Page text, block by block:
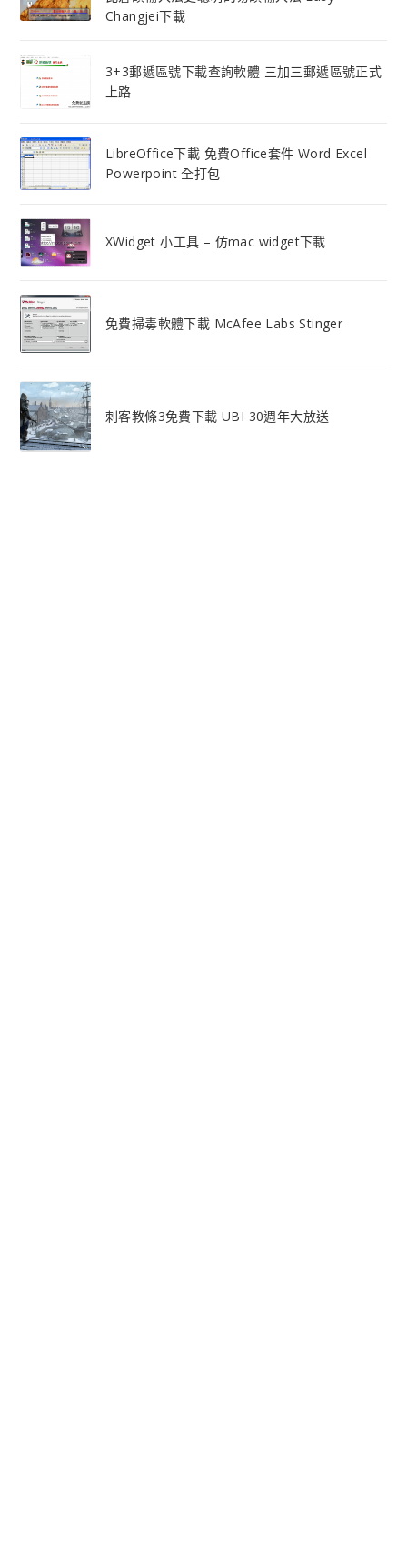
Changjei下載
3+3郵遞區號下載查詢軟體 三加三郵遞區號正式
上路
LibreOffice下載 免費Office套件 Word Excel
Powerpoint 全打包
XWidget 小工具 – 仿mac widget下載
免費掃毒軟體下載 McAfee Labs Stinger
刺客教條3免費下載 UBI 30週年大放送